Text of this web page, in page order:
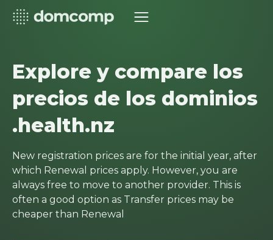
Explore y compare los
precios de los dominios
.health.nz
New registration prices are for the initial year, after
which Renewal prices apply. However, you are
always free to move to another provider. This is
often a good option as Transfer prices may be
cheaper than Renewal